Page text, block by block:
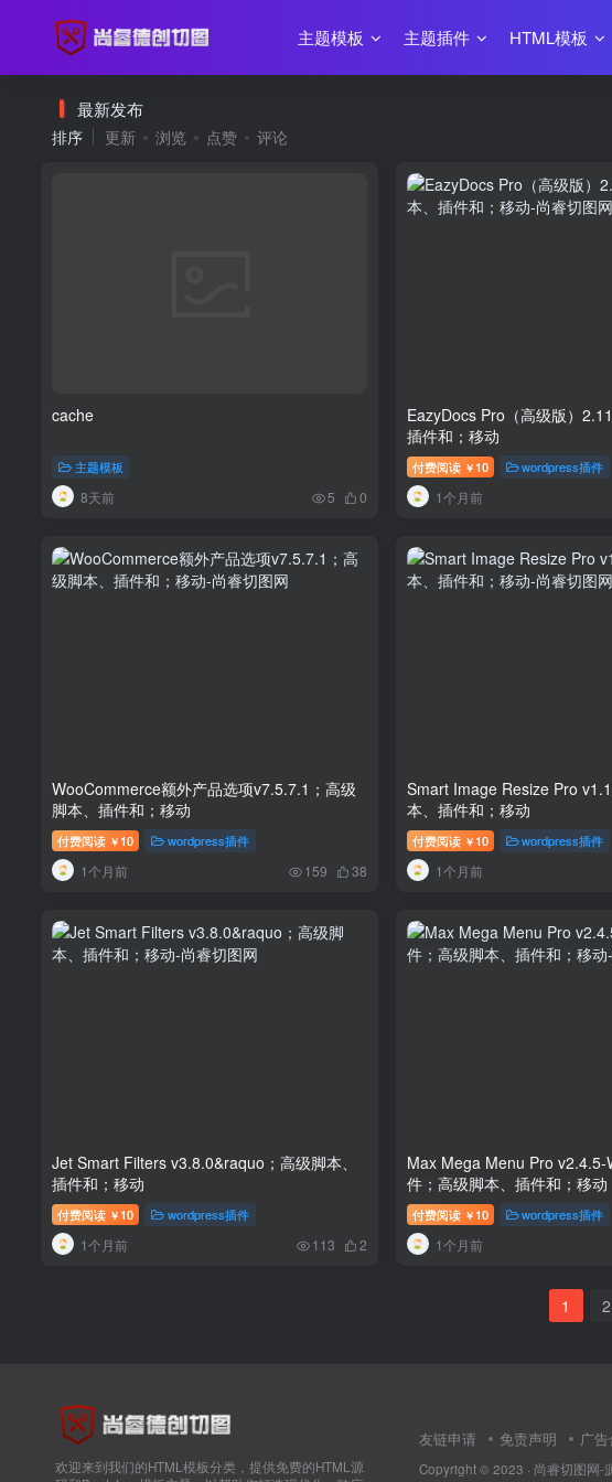
主题模板 主题插件 HTML模板
最新发布
排序 更新 浏览 点赞 评论
cache
主题模板
8天前 5 0
EazyDocs Pro（高级版）
插件和；移动
付费阅读 ￥ 10 wordpress插件
1个月前
WooCommerce额外产品选项v7.5.7.1；高级
脚本、插件和；移动
付费阅读 ￥ 10 wordpress插件
1个月前 159 38
Smart Image Resize Pro
本、插件和；移动
付费阅读 ￥ 10 wordpress插件
1个月前
Jet Smart Filters v3.8.0&raquo；高级脚本、
插件和；移动
付费阅读 ￥ 10 wordpress插件
1个月前 113 2
Max Mega Menu Pro v2.4.5-
件；高级脚本、插件和；移动
付费阅读 ￥ 10 wordpress插件
1个月前
1 2
欢迎来到我们的HTML模板分类，提供免费的HTML源
友链申请 免责声明 广
Copyright © 2023 · 尚睿切图网-